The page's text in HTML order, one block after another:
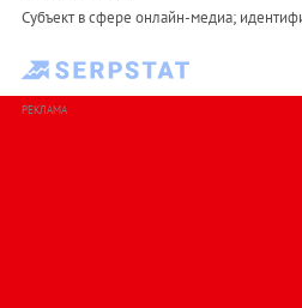
Субъект в сфере онлайн-медиа;
РЕКЛАМА